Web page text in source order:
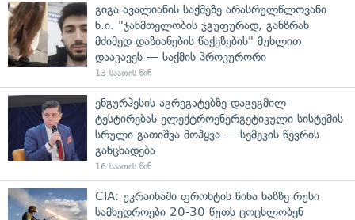
გიგა ავალიანის საქმეზე არასრულწლოვანი
ნ.ი. "ჯანმთელობის ჯგუფურად, განზრახ
მძიმედ დაზიანების წაქეზების" მუხლით
დააკავეს — საქმის პროკურორი
13 საათის წინ
ენგურჰესის აგრეგატებზე დაგეგმილ
ტესტირებას ელექტროენერგეტიკული სისტემის
სრული გათიშვა მოჰყვა — სემეკის წევრის
განცხადება
16 საათის წინ
CIA: უკრაინაში ფრონტის წინა ხაზზე რუსი
სამხედროები 20-30 წუთს ცოცხლობენ